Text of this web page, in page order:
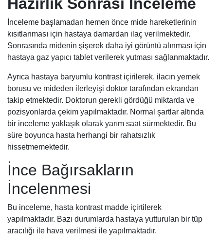
İnceleme başlamadan hemen önce mide hareketlerinin
kısıtlanması için hastaya damardan ilaç verilmektedir.
Sonrasında midenin şişerek daha iyi görüntü alınması için
hastaya gaz yapıcı tablet verilerek yutması sağlanmaktadır.
Ayrıca hastaya baryumlu kontrast içirilerek, ilacın yemek
borusu ve mideden ilerleyişi doktor tarafından ekrandan
takip etmektedir. Doktorun gerekli gördüğü miktarda ve
pozisyonlarda çekim yapılmaktadır. Normal şartlar altında
bir inceleme yaklaşık olarak yarım saat sürmektedir. Bu
süre boyunca hasta herhangi bir rahatsızlık
hissetmemektedir.
İnce Bağırsakların
İncelenmesi
Bu inceleme, hasta kontrast madde içirtilerek
yapılmaktadır. Bazı durumlarda hastaya yutturulan bir tüp
aracılığı ile hava verilmesi ile yapılmaktadır.